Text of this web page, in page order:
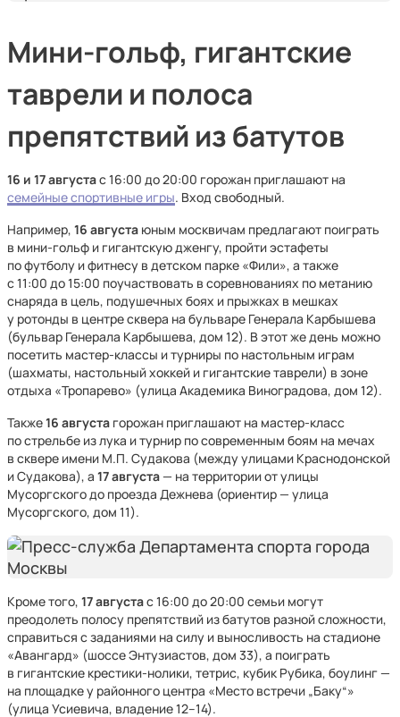
Мини-гольф, гигантские
таврели и полоса
препятствий из батутов
16 и 17 августас 16:00 до 20:00 горожан приглашают на
семейные спортивные игры. Вход свободный.
Например, 16 августа юным москвичам предлагают поиграть
в мини-гольф и гигантскую дженгу, пройти эстафеты
по футболу и фитнесу в детском парке «Фили», а также
с 11:00 до 15:00 поучаствовать в соревнованиях по метанию
снаряда в цель, подушечных боях и прыжках в мешках
у ротонды в центре сквера на бульваре Генерала Карбышева
(бульвар Генерала Карбышева, дом 12). В этот же день можно
посетить мастер-классы и турниры по настольным играм
(шахматы, настольный хоккей и гигантские таврели) в зоне
отдыха «Тропарево» (улица Академика Виноградова, дом 12).
Также16 августа горожан приглашают на мастер-класс
по стрельбе из лука и турнир по современным боям на мечах
в сквере имени М.П. Судакова (между улицами Краснодонской
и Судакова), а 17 августа— на территории от улицы
Мусоргского до проезда Дежнева (ориентир — улица
Мусоргского, дом 11).
Кроме того, 17 августас 16:00 до 20:00 семьи могут
преодолеть полосу препятствий из батутов разной сложности,
справиться с заданиями на силу и выносливость на стадионе
«Авангард» (шоссе Энтузиастов, дом 33), а поиграть
в гигантские крестики-нолики, тетрис, кубик Рубика, боулинг —
на площадке у районного центра «Место встречи „Баку“»
(улица Усиевича, владение 12–14).